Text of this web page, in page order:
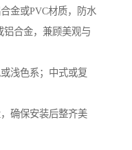
金或PVC材质，防水
铝合金，兼顾美观与
浅色系；中式或复
确保安装后整齐美